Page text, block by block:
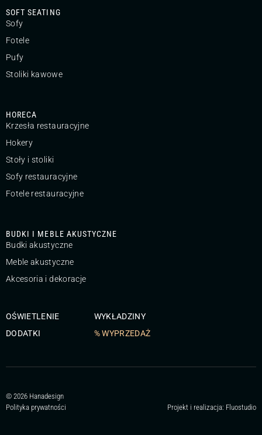
SOFT SEATING
Sofy
Fotele
Pufy
Stoliki kawowe
HORECA
Krzesła restauracyjne
Hokery
Stoły i stoliki
Sofy restauracyjne
Fotele restauracyjne
BUDKI I MEBLE AKUSTYCZNE
Budki akustyczne
Meble akustyczne
Akcesoria i dekoracje
OŚWIETLENIE
DODATKI
WYKŁADZINY
% WYPRZEDAŻ
© 2026 Hanadesign
Polityka prywatności
Projekt i realizacja: Fluostudio